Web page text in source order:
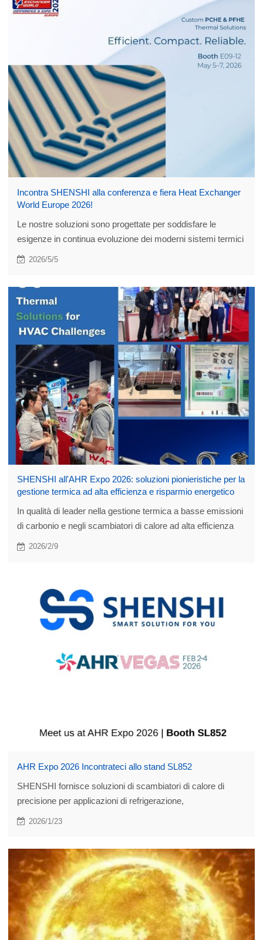
Incontra SHENSHI alla conferenza e fiera Heat Exchanger
World Europe 2026!
Le nostre soluzioni sono progettate per soddisfare le
esigenze in continua evoluzione dei moderni sistemi termici
industriali, aiutando i clienti a raggiungere maggiore
2026/5/5
SHENSHI all'AHR Expo 2026: soluzioni pionieristiche per la
gestione termica ad alta efficienza e risparmio energetico
In qualità di leader nella gestione termica a basse emissioni
di carbonio e negli scambiatori di calore ad alta efficienza
energetica, SHENSHI ha presentato soluzioni innovative ed
2026/2/9
AHR Expo 2026 Incontrateci allo stand SL852
SHENSHI fornisce soluzioni di scambiatori di calore di
precisione per applicazioni di refrigerazione,
condizionamento dell'aria e HVAC, supportando l'efficienza
2026/1/23